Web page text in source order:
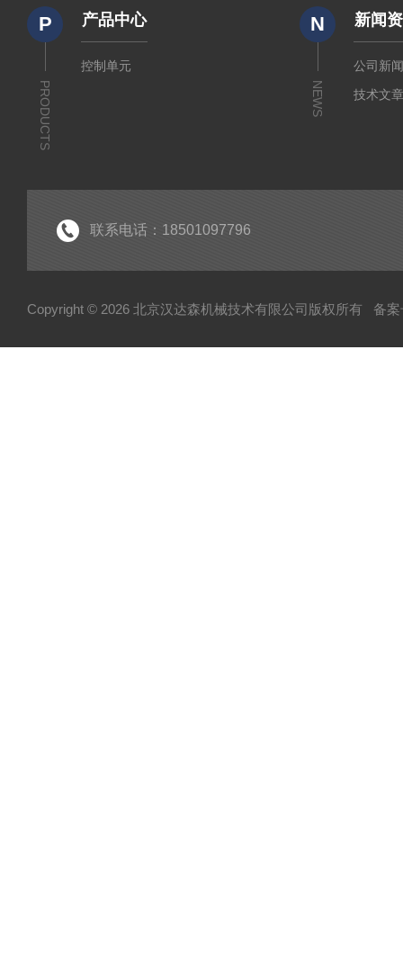
P
PRODUCTS
产品中心
控制单元
N
NEWS
新闻
公司新
技术文
联系电话：18501097796
Copyright © 2026 北京汉达森机械技术有限公司版权所有 备案